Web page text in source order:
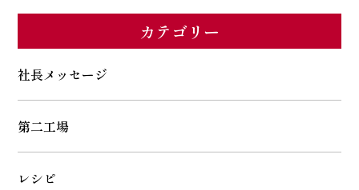
カテゴリー
社長メッセージ
第二工場
レシピ